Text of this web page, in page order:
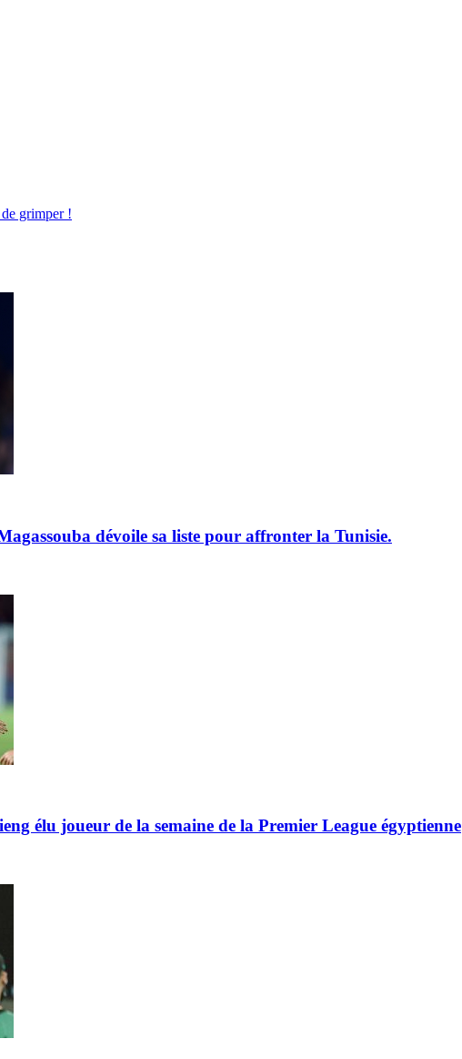
grimper !
dévoile sa liste pour affronter la Tunisie.
élu joueur de la semaine de la Premier League égyptienne